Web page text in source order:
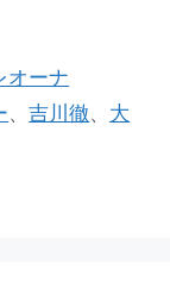
オーナ
、吉川徹、 大